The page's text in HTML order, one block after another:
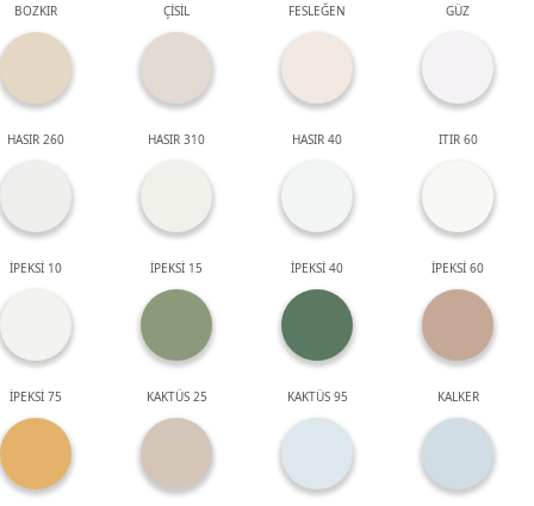
BOZKIR ÇİSİL FESLEĞEN GÜZ
HASIR 260 HASIR 310 HASIR 40 ITIR 60
İPEKSİ 10 İPEKSİ 15 İPEKSİ 40 İPEKSİ 60
İPEKSİ 75 KAKTÜS 25 KAKTÜS 95 KALKER